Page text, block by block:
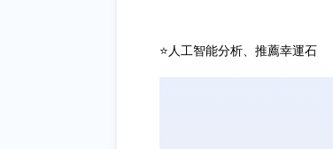
⭐️人工智能分析、推薦幸運石